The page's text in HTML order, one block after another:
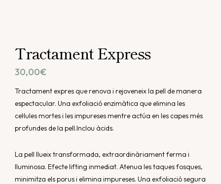
Tractament Express
30,00€
Tractament expres que renova i rejoveneix la pell de manera
espectacular. Una exfoliació enzimàtica que elimina les
cel·lules mortes i les impureses mentre actúa en les capes més
profundes de la pell.Inclou àcids.
La pell llueix transformada, extraordinàriament ferma i
lluminosa. Efecte lifting inmediat. Atenua les taques fosques,
minimitza els porus i elimina impureses. Una exfoliació segura